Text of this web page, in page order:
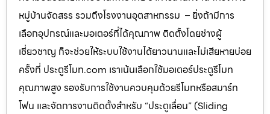
หมู่บ้านจัดสรร รวมถึงโรงงานอุตสาหกรรม – ยิ่งถ้ามีการ
เลือกอุปกรณ์และมอเตอร์ที่ได้คุณภาพ ติดตั้งโดยช่างผู้
เชี่ยวชาญ ก็จะช่วยให้ระบบใช้งานได้ยาวนานและไม่เสียหายบ่อย
ครั้งที่ ประตูรีโมท.com เราเน้นเลือกใช้มอเตอร์ประตูรีโมท
คุณภาพสูง รองรับการใช้งานควบคุมด้วยรีโมทหรือสมาร์ท
โฟน และจัดการงานติดตั้งสำหรับ “ประตูเลื่อน” (Sliding